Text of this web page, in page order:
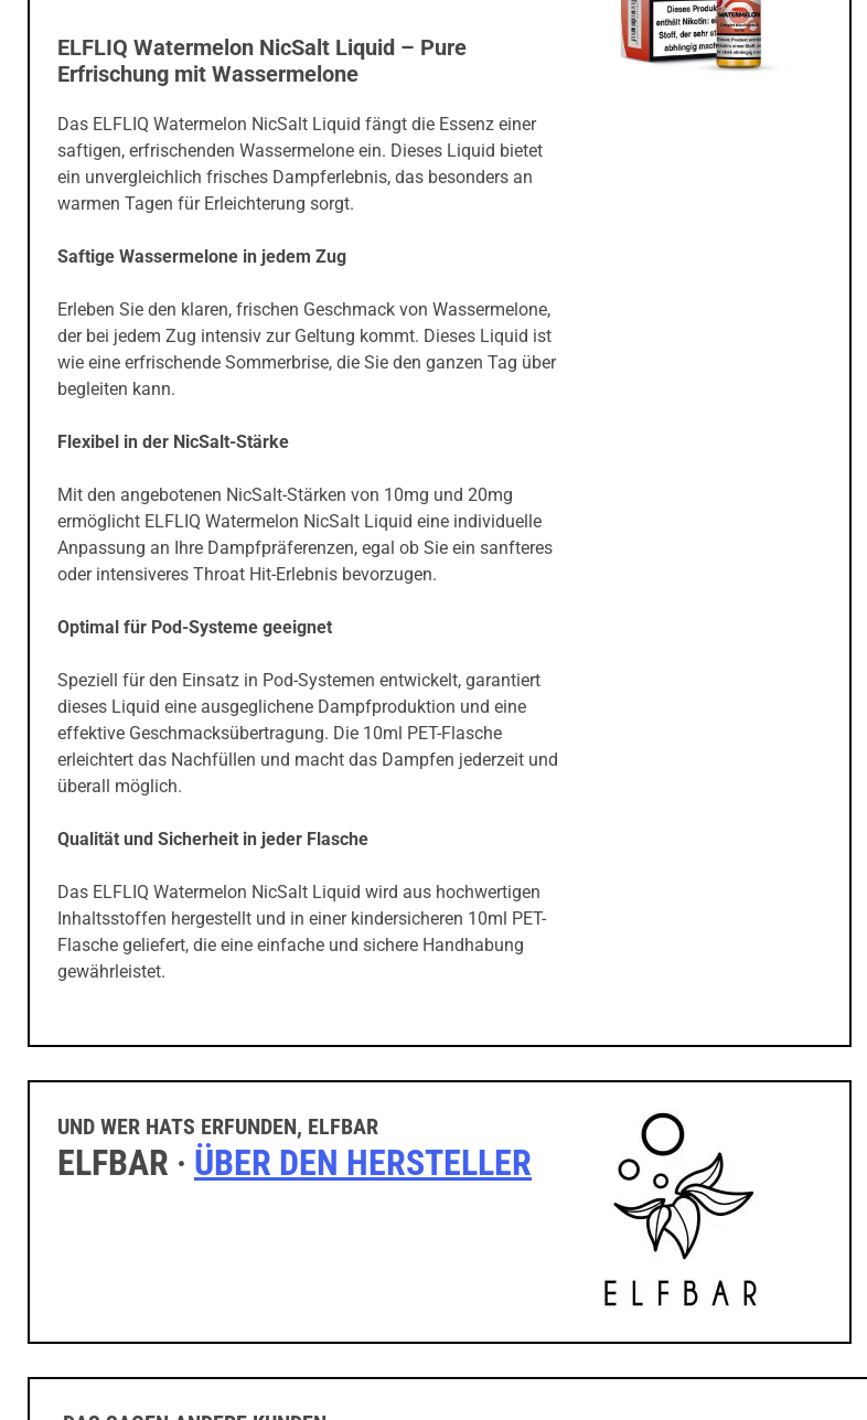
ELFLIQ Watermelon NicSalt Liquid – Pure
Erfrischung mit Wassermelone
Das ELFLIQ Watermelon NicSalt Liquid fängt die Essenz einer
saftigen, erfrischenden Wassermelone ein. Dieses Liquid bietet
ein unvergleichlich frisches Dampferlebnis, das besonders an
warmen Tagen für Erleichterung sorgt.
Saftige Wassermelone in jedem Zug
Erleben Sie den klaren, frischen Geschmack von Wassermelone,
der bei jedem Zug intensiv zur Geltung kommt. Dieses Liquid ist
wie eine erfrischende Sommerbrise, die Sie den ganzen Tag über
begleiten kann.
Flexibel in der NicSalt-Stärke
Mit den angebotenen NicSalt-Stärken von 10mg und 20mg
ermöglicht ELFLIQ Watermelon NicSalt Liquid eine individuelle
Anpassung an Ihre Dampfpräferenzen, egal ob Sie ein sanfteres
oder intensiveres Throat Hit-Erlebnis bevorzugen.
Optimal für Pod-Systeme geeignet
Speziell für den Einsatz in Pod-Systemen entwickelt, garantiert
dieses Liquid eine ausgeglichene Dampfproduktion und eine
effektive Geschmacksübertragung. Die 10ml PET-Flasche
erleichtert das Nachfüllen und macht das Dampfen jederzeit und
überall möglich.
Qualität und Sicherheit in jeder Flasche
Das ELFLIQ Watermelon NicSalt Liquid wird aus hochwertigen
Inhaltsstoffen hergestellt und in einer kindersicheren 10ml PET-
Flasche geliefert, die eine einfache und sichere Handhabung
gewährleistet.
UND WER HATS ERFUNDEN, ELFBAR
ELFBAR · ÜBER DEN HERSTELLER